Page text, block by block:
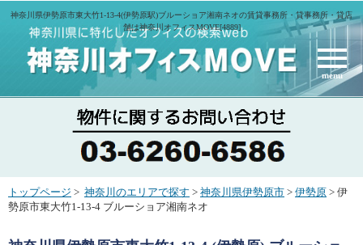
神奈川県伊勢原市東大竹1-13-4(伊勢原駅)ブルーショア湘南ネオの賃貸事務所・貸事務所・貸店
舗は神奈川オフィスMOVE[4889]
menu
トップページ > 神奈川のエリアで探す > 神奈川県伊勢原市 > 伊勢原 > 伊
勢原市東大竹1-13-4 ブルーショア湘南ネオ